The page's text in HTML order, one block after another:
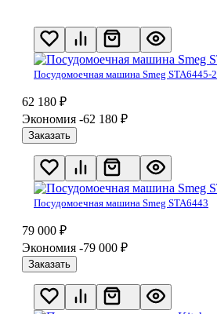
Посудомоечная машина Smeg STA6445-2
62 180 ₽
Экономия -62 180 ₽
Заказать
Посудомоечная машина Smeg STA6443
79 000 ₽
Экономия -79 000 ₽
Заказать